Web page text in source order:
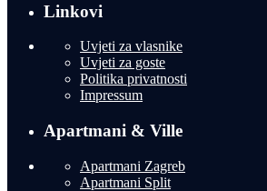
Linkovi
Uvjeti za vlasnike
Uvjeti za goste
Politika privatnosti
Impressum
Apartmani & Ville
Apartmani Zagreb
Apartmani Split